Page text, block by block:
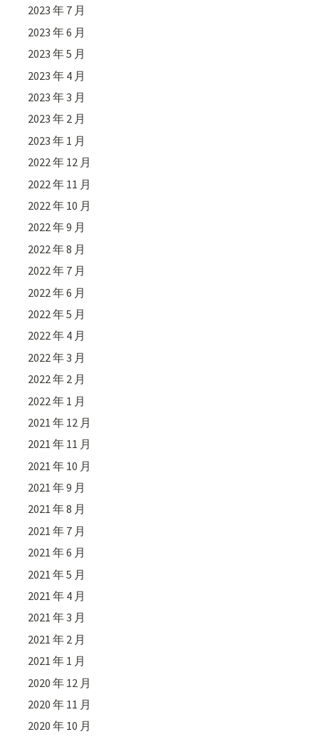
2023 年 7 月
2023 年 6 月
2023 年 5 月
2023 年 4 月
2023 年 3 月
2023 年 2 月
2023 年 1 月
2022 年 12 月
2022 年 11 月
2022 年 10 月
2022 年 9 月
2022 年 8 月
2022 年 7 月
2022 年 6 月
2022 年 5 月
2022 年 4 月
2022 年 3 月
2022 年 2 月
2022 年 1 月
2021 年 12 月
2021 年 11 月
2021 年 10 月
2021 年 9 月
2021 年 8 月
2021 年 7 月
2021 年 6 月
2021 年 5 月
2021 年 4 月
2021 年 3 月
2021 年 2 月
2021 年 1 月
2020 年 12 月
2020 年 11 月
2020 年 10 月